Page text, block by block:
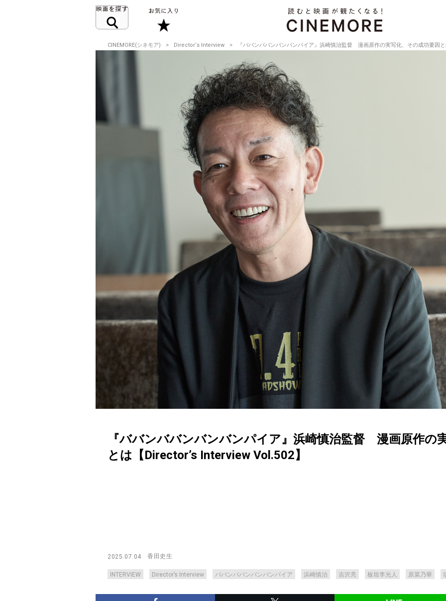
CINEMORE(シネモア) Director‘s Interview 『ババンババンバンバンパイア』浜崎慎治監督 漫画原作の実写化、その成功要因
『ババンババンバンバンパイア』浜崎慎治監督 漫画原作の
とは【Director’s Interview Vol.502】
2025.07.04 香田史生
INTERVIEW Director’s Interview ババンババンバンバンパイア 浜崎慎治 吉沢亮 板垣李光人 原菜乃華